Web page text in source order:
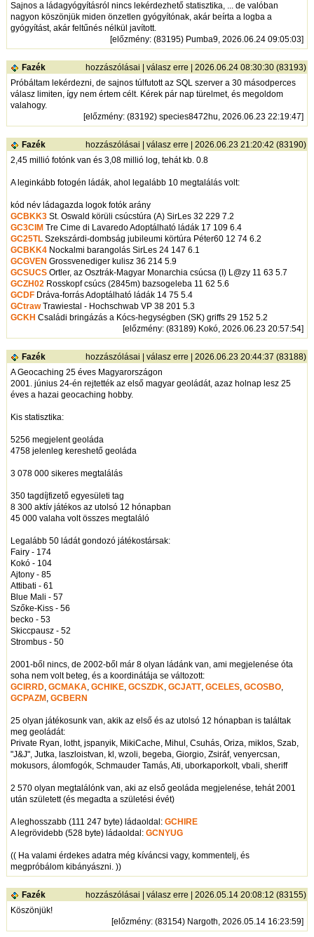
Sajnos a ládagyógyításról nincs lekérdezhető statisztika, ... de valóban
nagyon köszönjük miden önzetlen gyógyítónak, akár beírta a logba a
gyógyítást, akár feltűnés nélkül javított.
[előzmény: (83195) Pumba9, 2026.06.24 09:05:03]
Fazék hozzászólásai |válasz erre | 2026.06.24 08:30:30 (83193)
Próbáltam lekérdezni, de sajnos túlfutott az SQL szerver a 30 másodperces
válasz limiten, így nem értem célt. Kérek pár nap türelmet, és megoldom
valahogy.
[előzmény: (83192) species8472hu, 2026.06.23 22:19:47]
Fazék hozzászólásai |válasz erre | 2026.06.23 21:20:42 (83190)
2,45 millió fotónk van és 3,08 millió log, tehát kb. 0.8
A leginkább fotogén ládák, ahol legalább 10 megtalálás volt:
kód név ládagazda logok fotók arány
GCBKK3 St. Oswald körüli csúcstúra (A) SirLes 32 229 7.2
GC3CIM Tre Cime di Lavaredo Adoptálható ládák 17 109 6.4
GC25TL Szekszárdi-dombság jubileumi körtúra Péter60 12 74 6.2
GCBKK4 Nockalmi barangolás SirLes 24 147 6.1
GCGVEN Grossvenediger kulisz 36 214 5.9
GCSUCS Ortler, az Osztrák-Magyar Monarchia csúcsa (I) L@zy 11 63 5.7
GCZH02 Rosskopf csúcs (2845m) bazsogeleba 11 62 5.6
GCDF Dráva-forrás Adoptálható ládák 14 75 5.4
GCtrawTrawiestal - Hochschwab VP 38 201 5.3
GCKH Családi bringázás a Kócs-hegységben (SK) griffs 29 152 5.2
[előzmény: (83189) Kokó, 2026.06.23 20:57:54]
Fazék hozzászólásai |válasz erre | 2026.06.23 20:44:37 (83188)
A Geocaching 25 éves Magyarországon
2001. június 24-én rejtették az első magyar geoládát, azaz holnap lesz 25
éves a hazai geocaching hobby.
Kis statisztika:
5256 megjelent geoláda
4758 jelenleg kereshető geoláda
3 078 000 sikeres megtalálás
350 tagdíjfizető egyesületi tag
8 300 aktív játékos az utolsó 12 hónapban
45 000 valaha volt összes megtaláló
Legalább 50 ládát gondozó játékostársak:
Fairy - 174
Kokó - 104
Ajtony - 85
Attibati - 61
Blue Mali - 57
Szőke-Kiss - 56
becko - 53
Skiccpausz - 52
Strombus - 50
2001-ből nincs, de 2002-ből már 8 olyan ládánk van, ami megjelenése óta
soha nem volt beteg, és a koordinátája se változott:
GCIRRD,GCMAKA,GCHIKE,GCSZDK,GCJATT,GCELES,GCOSBO,
GCPAZM ,GCBERN
25 olyan játékosunk van, akik az első és az utolsó 12 hónapban is találtak
meg geoládát:
Private Ryan, lotht, jspanyik, MikiCache, Mihul, Csuhás, Oriza, miklos, Szab,
"J&J", Jutka, laszloistvan, kl, wzoli, begeba, Giorgio, Zsiráf, venyercsan,
mokusors, álomfogók, Schmauder Tamás, Ati, uborkaporkolt, vbali, sheriff
2 570 olyan megtalálónk van, aki az első geoláda megjelenése, tehát 2001
után született (és megadta a születési évét)
A leghosszabb (111 247 byte) ládaoldal:GCHIRE
A legrövidebb (528 byte) ládaoldal:GCNYUG
(( Ha valami érdekes adatra még kíváncsi vagy, kommentelj, és
megpróbálom kibányászni. ))
Fazék hozzászólásai |válasz erre | 2026.05.14 20:08:12 (83155)
Köszönjük!
[előzmény: (83154) Nargoth, 2026.05.14 16:23:59]